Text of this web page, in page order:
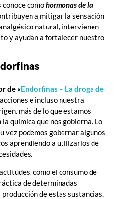
conoce comohormonas de la
a mitigar la sensación
natural, intervienen
y ayudan a fortalecer nuestro
de «Endorfinas – La droga de
e incluso nuestra
más de lo que estamos
química que nos gobierna. Lo
vez podemos gobernar algunos
aprendiendo a utilizarlos de
como el consumo de
de determinadas
de estas sustancias.